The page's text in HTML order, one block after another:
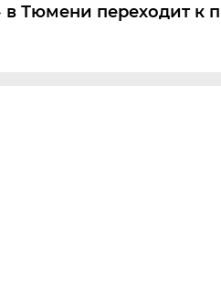
Тюмени переходит к